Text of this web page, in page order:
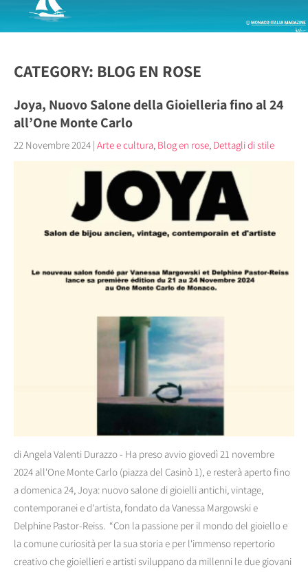
CATEGORY: BLOG EN ROSE
Joya, Nuovo Salone della Gioielleria fino al 24
all’One Monte Carlo
22 Novembre 2024 | Arte e cultura, Blog en rose, Dettagli di stile
di Angela Valenti Durazzo - Ha preso avvio giovedì 21 novembre
2024 all'One Monte Carlo (piazza del Casinò 1), e resterà aperto fino
a domenica 24, Joya: nuovo salone di gioielli antichi, vintage,
contemporanei e d'artista, fondato da Vanessa Margowski e
Delphine Pastor-Reiss. “Con la passione per il mondo del gioiello e
la comune curiosità per la sua storia e per l'immenso repertorio
creativo che gioiellieri e artisti sviluppano da millenni le due giovani